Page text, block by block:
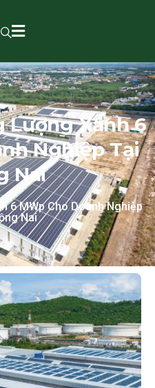
Lượng Xanh 6
Nghiệp Tại
Nai
6 MWp Cho Doanh Nghiệp
Nai